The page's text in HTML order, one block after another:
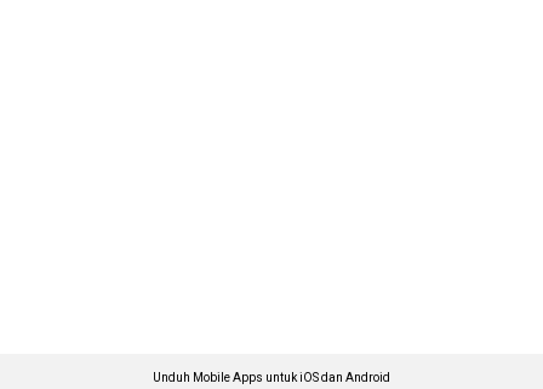
Unduh Mobile Apps untuk iOS dan Android